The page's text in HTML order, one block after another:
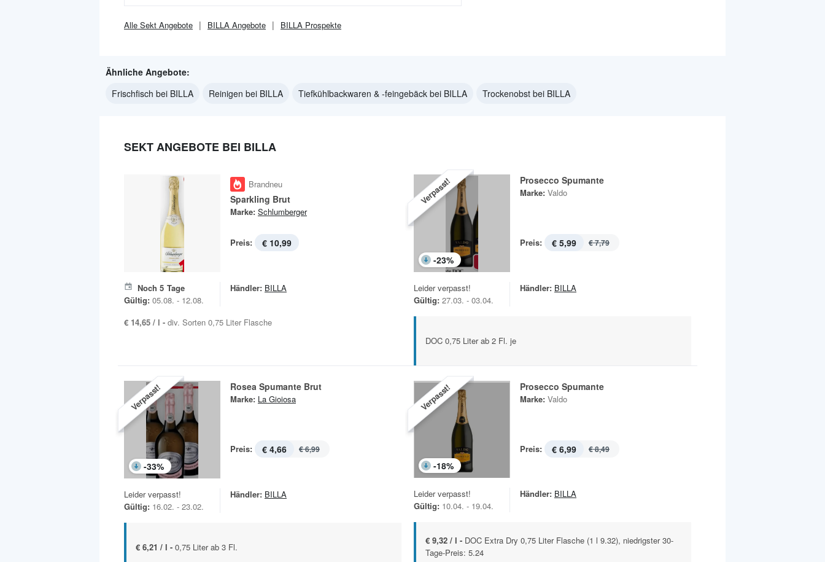
Alle Sekt Angebote BILLA Angebote BILLA Prospekte
Ähnliche Angebote:
Frischfisch bei BILLA
Reinigen bei BILLA Tiefkühlbackwaren & -feingebäck bei BILLA Trockenobst bei BILLA
SEKT ANGEBOTE BEI BILLA
Brandneu
Sparkling Brut
Marke: Schlumberger
Preis: € 10,99
Noch 5 Tage
Gültig: 05.08. - 12.08.
Händler: BILLA
€ 14,65 / l - div. Sorten 0,75 Liter Flasche
Verpasst!
-23%
Prosecco Spumante
Marke: Valdo
Preis: € 5,99 € 7,79
Leider verpasst!
Gültig: 27.03. - 03.04.
Händler: BILLA
DOC 0,75 Liter ab 2 Fl. je
Verpasst!
-33%
Rosea Spumante Brut
Marke: La Gioiosa
Preis: € 4,66 € 6,99
Leider verpasst!
Gültig: 16.02. - 23.02.
Händler: BILLA
€ 6,21 / l - 0,75 Liter ab 3 Fl.
Verpasst!
-18%
Prosecco Spumante
Marke: Valdo
Preis: € 6,99 € 8,49
Leider verpasst!
Gültig: 10.04. - 19.04.
Händler: BILLA
€ 9,32 / l - DOC Extra Dry 0,75 Liter Flasche (1 l 9.32), niedrigster 30-
Tage-Preis: 5.24